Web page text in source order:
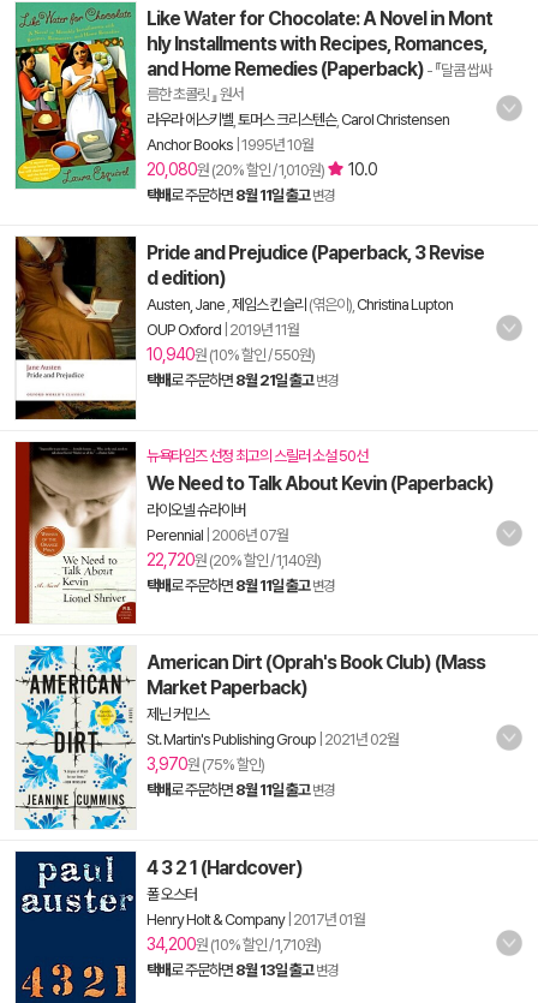
Like Water for Chocolate: A Novel in Mont
hly Installments with Recipes, Romances,
and Home Remedies (Paperback) - 『달콤 쌉싸
름한 초콜릿 』 원서
라우라 에스키벨 토머스 크리스텐슨, Carol Christensen
Anchor Books 1995년 10월
20,080원 (20% 할인 / 1,010원) 10.0
택배로 주문하면 8월 11일 출고 변경
Pride and Prejudice (Paperback, 3 Revise
d edition)
Austen, Jane 제임스 킨슬리 (엮은이), Christina Lupton
OUP Oxford 2019년 11월
10,940원 (10% 할인 / 550원)
택배로 주문하면 8월 21일 출고 변경
뉴욕타임즈 선정 최고의 스릴러 소설 50선
We Need to Talk About Kevin (Paperback)
라이오넬 슈라이버
Perennial 2006년 07월
22,720원 (20% 할인 / 1,140원)
택배로 주문하면 8월 11일 출고 변경
American Dirt (Oprah's Book Club) (Mass
Market Paperback)
제닌 커민스
St. Martin's Publishing Group 2021년 02월
3,970원 (75% 할인)
택배로 주문하면 8월 11일 출고 변경
4 3 2 1 (Hardcover)
폴 오스터
Henry Holt & Company| 2017년 01월
34,200원 (10% 할인 / 1,710원)
택배로 주문하면 8월 13일 출고 변경